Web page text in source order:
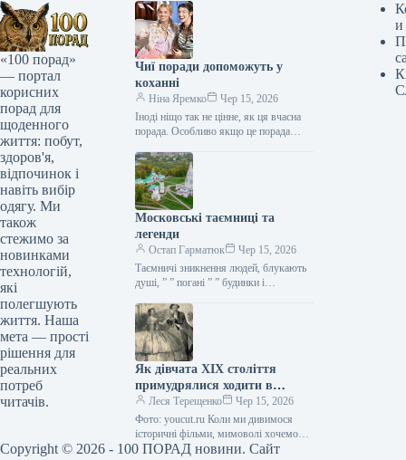
«100 порад»
— портал
корисних
порад для
щоденного
життя: побут,
здоров'я,
відпочинок і
навіть вибір
одягу. Ми
також
стежимо за
новинками
технологій,
які
полегшують
життя. Наша
мета — прості
рішення для
реальних
потреб
читачів.
Чиї поради допоможуть у
коханні
Ніна Яремко
Чер 15, 2026
Іноді ніщо так не цінне, як ця вчасна
порада. Особливо якщо це порада
косметолога, тренера, стиліста…
Московські таємниці та
легенди
Остап Гарматюк
Чер 15, 2026
Таємничі зникнення людей, блукають
душі, ” ” погані ” ” будинки і
Щоб…
Як дівчата XIX століття
примудрялися ходити в
туалет у спідницях
крінолінових без сторонньої
допомоги
Леся Терещенко
Чер 15, 2026
Фото: youcut.ru Коли ми дивимося
історичні фільми, мимоволі хочемо
опинитися там: світські бесіди,
и
Copyright © 2026 - 100 ПОРАД новини. Сайт